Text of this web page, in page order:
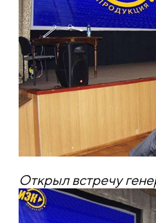
Открыл встречу